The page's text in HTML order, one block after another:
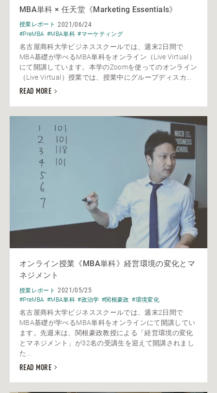
MBA単科 × 任天堂《Marketing Essentials》
授業レポート 2021/06/24
#PreMBA #MBA単科 #マーケティング
名古屋商科大学ビジネススクールでは、週末2日間で
MBA基礎が学べるMBA単科をオンライン（Live Virtual）
にて開講しています。本学のZoomを使ってのオンライン
（Live Virtual）授業では、授業中にグループディスカ...
READ MORE
オンライン授業《MBA単科》経営環境の変化とマ
ネジメント
授業レポート 2021/05/25
#PreMBA #MBA単科 #政治学 #関根豪政 #環境変化
名古屋商科大学ビジネススクールでは、週末2日間で
MBA基礎が学べるMBA単科をオンラインにて開講してい
ます。先週末は、関根豪政教授による「経営環境の変化
とマネジメント」が32名の受講生を迎えて開講されまし
た...
READ MORE